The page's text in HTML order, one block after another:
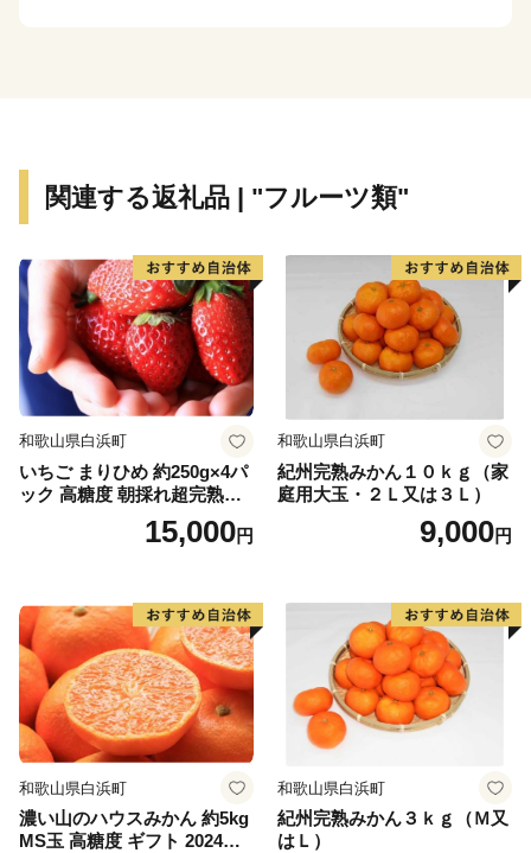
治体や地元企業との協働イベントなどを通じて、地域の
が決定し、県外からの入学生も順調に増加しています。
ここにしかない自然の恵みと地域コミュニティの絆を活
かして、ふるさとの未来を明るく、元気に！住民みんな
でがんばる伊方町に、ぜひご支援の程よろしくお願いし
ます。
関連する返礼品 | "フルーツ類"
和歌山県白浜町
いちご まりひめ 約250g×4パ
ック 高糖度 朝採れ超完熟ま
りひめ 1月以降発送分
15,000円
和歌山県白浜町
紀州完熟みかん１０ｋｇ（家
庭用大玉・２Ｌ又は３Ｌ）
9,000円
和歌山県白浜町
濃い山のハウスみかん 約5kg
MS玉 高糖度 ギフト 2024年7
和歌山県白浜町
紀州完熟みかん３ｋｇ（Ｍ又
はＬ）